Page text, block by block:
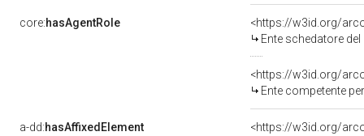
core:hasAgentRole
<https://w3id.org/
Ente schedatore del
<https://w3id.org/
Ente competente per tutela del
a-dd:hasAffixedElement
<https://w3id.org/